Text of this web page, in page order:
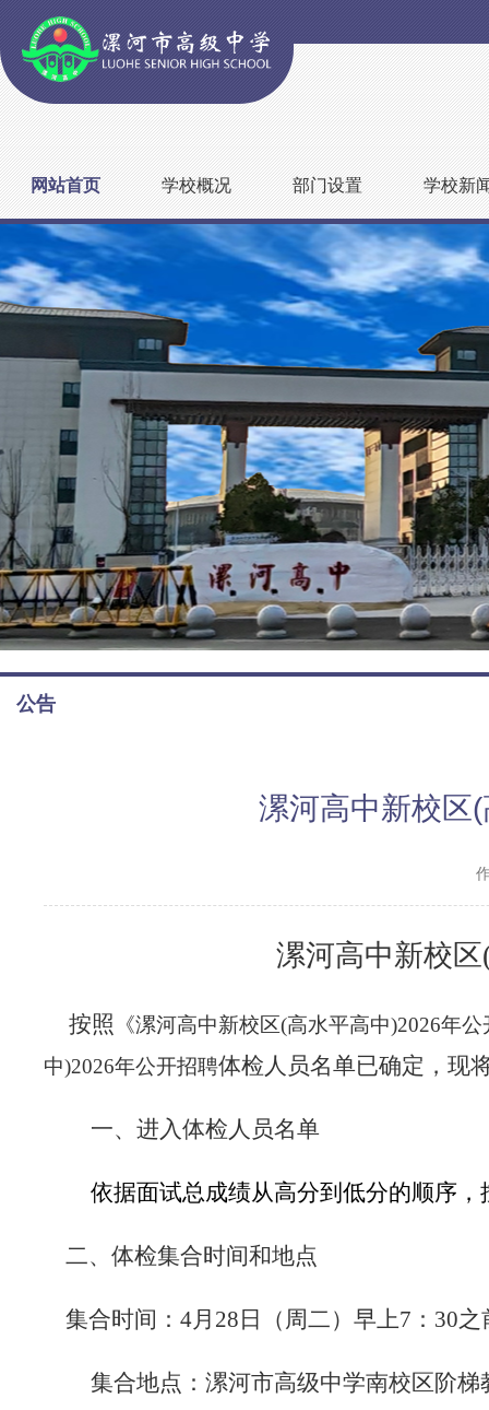
网站首页 学校概况 部门设置 学校新
公告
漯河高中新校区
漯河高中新校
按照 《漯河高中新校区(高水平高中)2026年
中)2026年公开招聘体检人员名单已确定，现
一、进入体检人员名单
依据面试总成绩从高分到低分的顺序，
二、体检集合时间和地点
集合时间：4月28日（周二）早上7：30之
集合地点：漯河市高级中学南校区阶